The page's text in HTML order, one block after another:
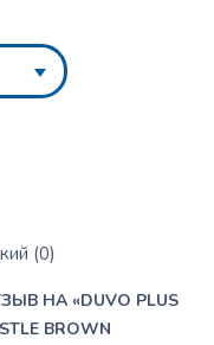
(0)
НА «DUVO PLUS
BROWN